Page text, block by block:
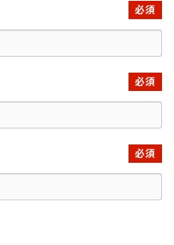
必須
必須
必須